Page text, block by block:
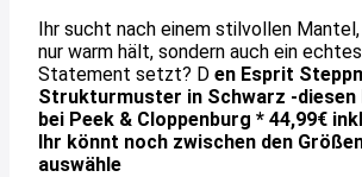
Ihr sucht nach einem stilvollen
nur warm hält, sondern auch ein
Statement setzt? D en Esprit
Strukturmuster in Schwarz -diesen
bei Peek & Cloppenburg * 44,99€
Ihr könnt noch zwischen den
auswähle